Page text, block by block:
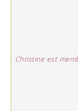
Christine est